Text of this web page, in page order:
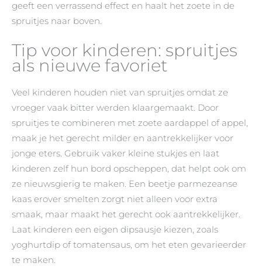
geeft een verrassend effect en haalt het zoete in de
spruitjes naar boven.
Tip voor kinderen: spruitjes
als nieuwe favoriet
Veel kinderen houden niet van spruitjes omdat ze
vroeger vaak bitter werden klaargemaakt. Door
spruitjes te combineren met zoete aardappel of appel,
maak je het gerecht milder en aantrekkelijker voor
jonge eters. Gebruik vaker kleine stukjes en laat
kinderen zelf hun bord opscheppen, dat helpt ook om
ze nieuwsgierig te maken. Een beetje parmezeanse
kaas erover smelten zorgt niet alleen voor extra
smaak, maar maakt het gerecht ook aantrekkelijker.
Laat kinderen een eigen dipsausje kiezen, zoals
yoghurtdip of tomatensaus, om het eten gevarieerder
te maken.